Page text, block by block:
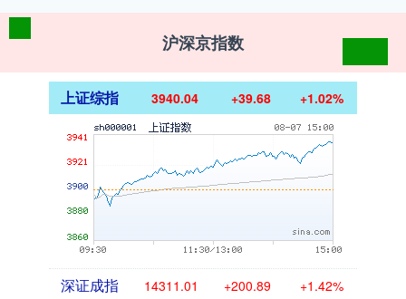
沪深京指数
上证综指 3940.04 +39.68 +1.02%
深证成指 14311.01 +200.89 +1.42%